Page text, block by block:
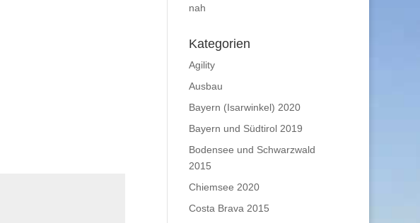
nah
Kategorien
Agility
Ausbau
Bayern (Isarwinkel) 2020
Bayern und Südtirol 2019
Bodensee und Schwarzwald
2015
Chiemsee 2020
Costa Brava 2015